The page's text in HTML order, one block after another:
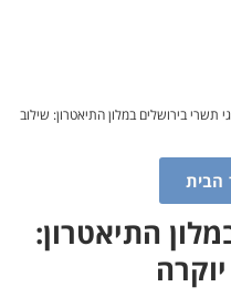
תשרי בירושלים במלון התיאטרון: שילוב
הבית
התיאטרון: